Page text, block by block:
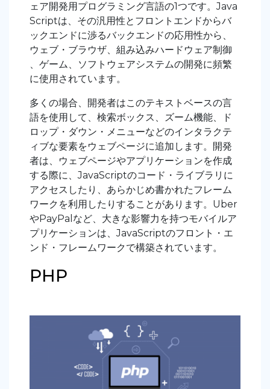
ェア開発用プログラミング言語の1つです。Java
Scriptは、その汎用性とフロントエンドからバ
ックエンドに渉るバックエンドの応用性から、
ウェブ・ブラウザ、組み込みハードウェア制御
、ゲーム、ソフトウェアシステムの開発に頻繁
に使用されています。
多くの場合、開発者はこのテキストベースの言
語を使用して、検索ボックス、ズーム機能、ド
ロップ・ダウン・メニューなどのインタラクテ
ィブな要素をウェブページに追加します。開発
者は、ウェブページやアプリケーションを作成
する際に、JavaScriptのコード・ライブラリに
アクセスしたり、あらかじめ書かれたフレーム
ワークを利用したりすることがあります。Uber
やPayPalなど、大きな影響力を持つモバイルア
プリケーションは、JavaScriptのフロント・エ
ンド・フレームワークで構築されています。
PHP